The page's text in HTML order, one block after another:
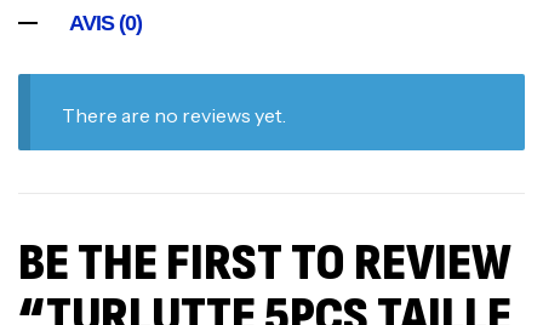
AVIS (0)
There are no reviews yet.
BE THE FIRST TO REVIEW